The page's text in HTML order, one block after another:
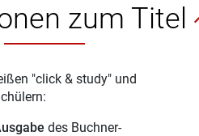
zum Titel
"click & study" und
des Buchner-